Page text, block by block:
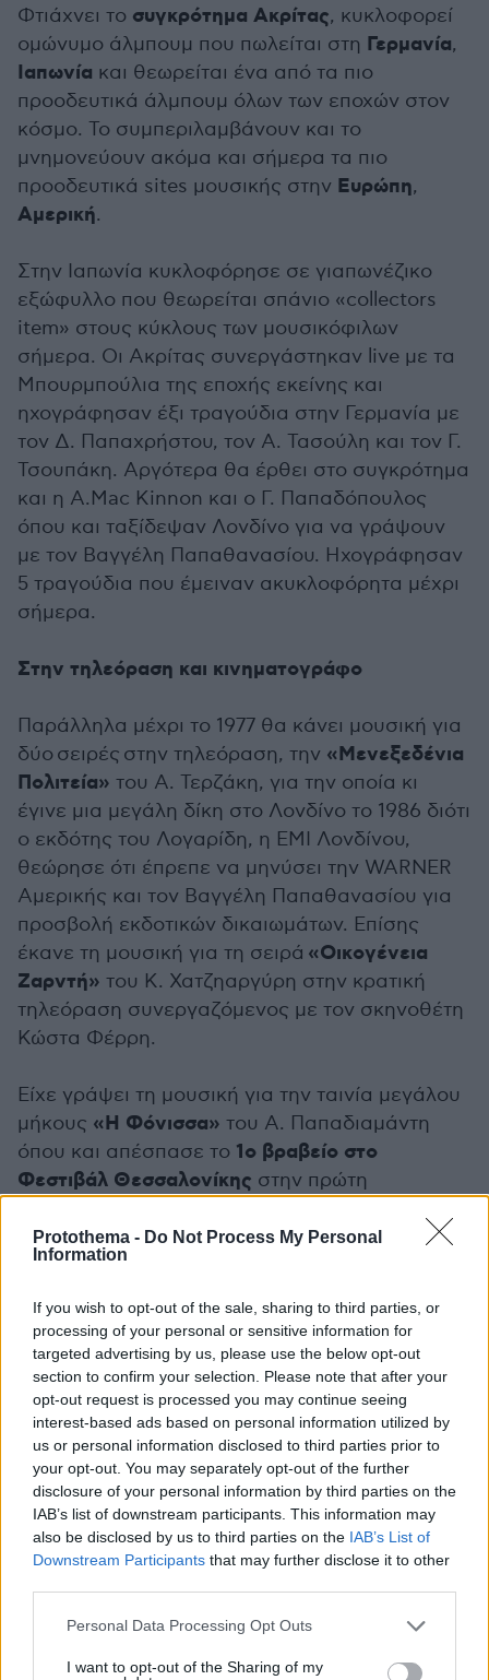
Protothema - Do Not Process My Personal
Information
If you wish to opt-out of the sale, sharing to third parties, or
processing of your personal or sensitive information for
targeted advertising by us, please use the below opt-out
section to confirm your selection. Please note that after your
opt-out request is processed you may continue seeing
interest-based ads based on personal information utilized by
us or personal information disclosed to third parties prior to
your opt-out. You may separately opt-out of the further
disclosure of your personal information by third parties on the
IAB’s list of downstream participants. This information may
also be disclosed by us to third parties on the IAB’s List of
Downstream Participants that may further disclose it to other
Please note that this website/app uses one or more Google
not limited to your visit or usage behaviour. You may click to
Personal Data Processing Opt Outs
I want to opt-out of the Sharing of my
Φτιάχνει το συγκρότημα Ακρίτας, κυκλοφορεί
ομώνυμο άλμπουμ που πωλείται στη Γερμανία,
Ιαπωνία και θεωρείται ένα από τα πιο
προοδευτικά άλμπουμ όλων των εποχών στον
κόσμο. Το συμπεριλαμβάνουν και το
μνημονεύουν ακόμα και σήμερα τα πιο
προοδευτικά sites μουσικής στην Ευρώπη,
Αμερική.
Στην Ιαπωνία κυκλοφόρησε σε γιαπωνέζικο
εξώφυλλο που θεωρείται σπάνιο «collectors
item» στους κύκλους των μουσικόφιλων
σήμερα. Οι Ακρίτας συνεργάστηκαν live με τα
Μπουρμπούλια της εποχής εκείνης και
ηχογράφησαν έξι τραγούδια στην Γερμανία με
τον Δ. Παπαχρήστου, τον Α. Τασούλη και τον Γ.
Τσουπάκη. Αργότερα θα έρθει στο συγκρότημα
και η Α.Μac Kinnon και ο Γ. Παπαδόπουλος
όπου και ταξίδεψαν Λονδίνο για να γράψουν
με τον Βαγγέλη Παπαθανασίου. Ηχογράφησαν
5 τραγούδια που έμειναν ακυκλοφόρητα μέχρι
σήμερα.
Στην τηλεόραση και κινηματογράφο
Παράλληλα μέχρι το 1977 θα κάνει μουσική για
δύο σειρές στην τηλεόραση, την «Μενεξεδένια
Πολιτεία» του Α. Τερζάκη, για την οποία κι
έγινε μια μεγάλη δίκη στο Λονδίνο το 1986 διότι
ο εκδότης του Λογαρίδη, η ΕΜΙ Λονδίνου,
θεώρησε ότι έπρεπε να μηνύσει την WARNER
Αμερικής και τον Βαγγέλη Παπαθανασίου για
προσβολή εκδοτικών δικαιωμάτων. Επίσης
έκανε τη μουσική για τη σειρά «Οικογένεια
Ζαρντή» του Κ. Χατζηαργύρη στην κρατική
τηλεόραση συνεργαζόμενος με τον σκηνοθέτη
Κώστα Φέρρη.
Είχε γράψει τη μουσική για την ταινία μεγάλου
μήκους «Η Φόνισσα» του Α. Παπαδιαμάντη
όπου και απέσπασε το 1ο βραβείο στο
Φεστιβάλ Θεσσαλονίκης στην πρώτη
με κριτική επιτροπή την Μελίνα Μερκούρη,
Μάνο Λοίζο, Νίκο Κούνδουρο κ.α. Συμμετείχε
κινηματογράφου με συνεργασίες και φιλίες με
τον Πανουσόπουλο, τον Νικολαίδη, τον Φέρρη,
τον Περάκη, τον Κούνδουρο, Αντ.
Καφετζόπουλο και άλλους.
1970 -1980
Από το 1976 έως το 1981 κυκλοφορεί τρεις
προσωπικούς δίσκους, το “Ασπρόμαυρο”
και Γρηγόρη Φαληρέα. Το άλμπουμ σε “Άλλη
γη” με παραγωγό τον Λουκά Σιδερά των